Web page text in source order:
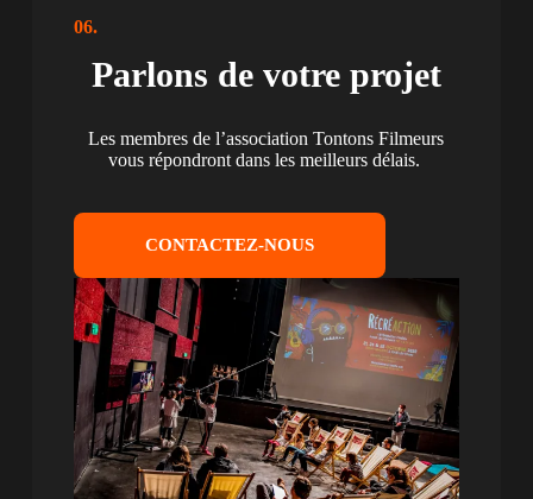
06.
Parlons de votre projet
Les membres de l’association Tontons Filmeurs
vous répondront dans les meilleurs délais.
CONTACTEZ-NOUS